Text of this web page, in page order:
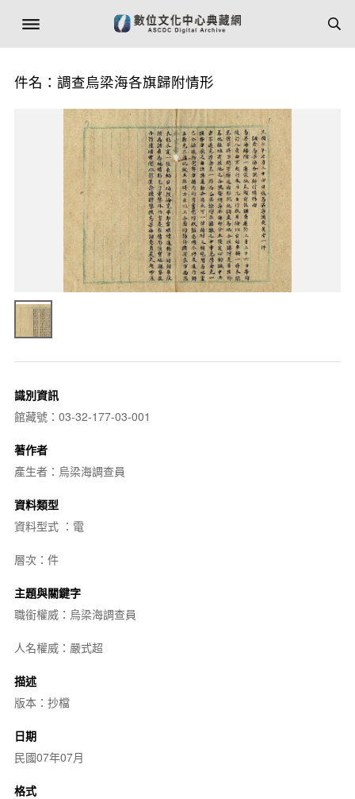
件名：調查烏梁海各旗歸附情形
識別資訊
館藏號：03-32-177-03-001
著作者
產生者：烏梁海調查員
資料類型
資料型式 ：電
層次：件
主題與關鍵字
職銜權威：烏梁海調查員
人名權威：嚴式超
描述
版本：抄檔
日期
民國07年07月
格式